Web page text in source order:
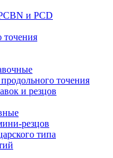
и PCD
точения
точения
и резцов
резцов
типа